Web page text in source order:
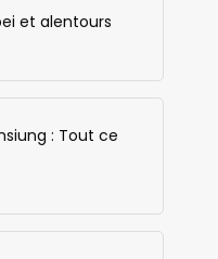
et alentours
: Tout ce